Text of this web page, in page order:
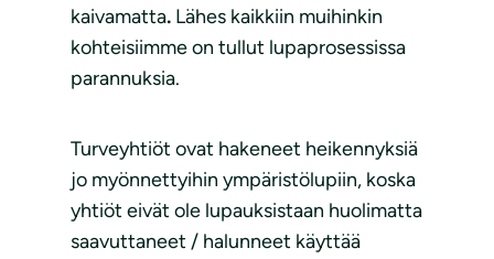
kaivamatta. Lähes kaikkiin muihinkin
kohteisiimme on tullut lupaprosessissa
parannuksia.
Turveyhtiöt ovat hakeneet heikennyksiä
jo myönnettyihin ympäristölupiin, koska
yhtiöt eivät ole lupauksistaan huolimatta
saavuttaneet / halunneet käyttää